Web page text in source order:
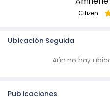
Citizen
Ubicación Seguida
Aún no hay
Publicaciones